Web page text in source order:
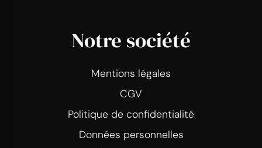
Notre société
Mentions légales
CGV
Politique de confidentialité
Données personnelles